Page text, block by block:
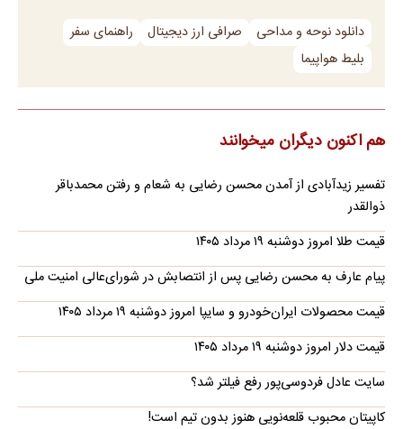
دانلود نوحه و مداحی صرافی ارز دیجیتال
راهنمای سفر
بلیط هواپیما
هم اکنون دیگران میخوانند
تفسیر زیدآبادی از آمدن محسن رضایی به شعام و رفتن محمدباقر
ذوالقدر
قیمت طلا امروز دوشنبه ۱۹ مرداد ۱۴۰۵
پیام عارف به محسن رضایی پس از انتصابش در شورای‌عالی امنیت ملی
قیمت محصولات ایران‌خودرو و سایپا امروز دوشنبه ۱۹ مرداد ۱۴۰۵
قیمت دلار امروز دوشنبه ۱۹ مرداد ۱۴۰۵
سایت عادل فردوسی‌پور رفع فیلتر شد؟
کاپیتان محبوب قلعه‌نویی هنوز بدون تیم است!